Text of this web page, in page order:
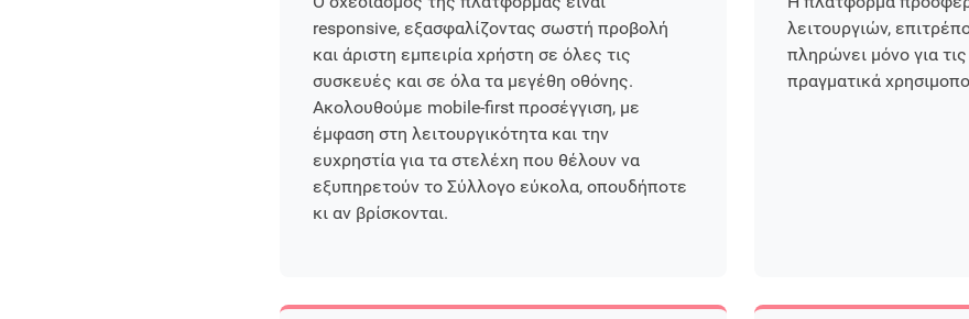
responsive, εξασφαλίζοντας σωστή προβολή
και άριστη εμπειρία χρήστη σε όλες τις
συσκευές και σε όλα τα μεγέθη οθόνης.
Ακολουθούμε mobile-first προσέγγιση, με
έμφαση στη λειτουργικότητα και την
ευχρηστία για τα στελέχη που θέλουν να
εξυπηρετούν το Σύλλογο εύκολα, οπουδήποτε
κι αν βρίσκονται.
λειτουργιών,
πληρώνει μόνο για
πραγματικά